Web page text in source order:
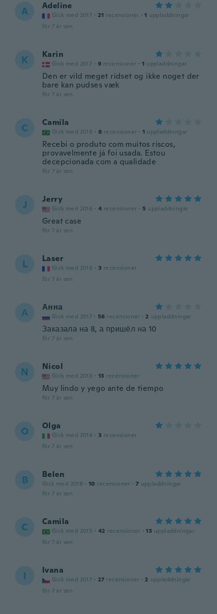
A Adeline
Gick med 2017 · 21 recensioner · 1 uppladdningar
för 7 år sen
K Karin
Gick med 2017 · 9 recensioner · 1 uppladdningar
Den er vild meget ridset og ikke noget der
bare kan pudses væk
för 7 år sen
C Camila
Gick med 2018 · 6 recensioner · 1 uppladdningar
Recebi o produto com muitos riscos,
provavelmente já foi usada. Estou
decepcionada com a qualidade
för 7 år sen
J Jerry
Gick med 2016 · 4 recensioner · 5 uppladdningar
Great case
för 7 år sen
L Laser
Gick med 2018 · 3 recensioner
för 7 år sen
А Анна
Gick med 2017 · 56 recensioner · 2 uppladdningar
Заказала на 8, а пришёл на 10
för 7 år sen
N Nicol
Gick med 2018 · 13 recensioner
Muy lindo y yego ante de tiempo
för 7 år sen
O Olga
Gick med 2014 · 3 recensioner
för 7 år sen
B Belen
Gick med 2018 · 10 recensioner · 7 uppladdningar
för 7 år sen
C Camila
Gick med 2015 · 42 recensioner · 13 uppladdningar
för 7 år sen
I Ivana
Gick med 2017 · 27 recensioner · 2 uppladdningar
för 7 år sen